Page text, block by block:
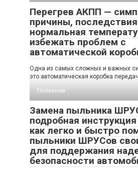
Перегрев АКПП —
причины,
нормальная
избежать проблем с
автоматической
Одна из самых сложных и важных
это автоматическая коробка
Полезное
Замена пыльника
подробная
как легко и быстро
пыльники ШРУСов
для поддержания
безопасности